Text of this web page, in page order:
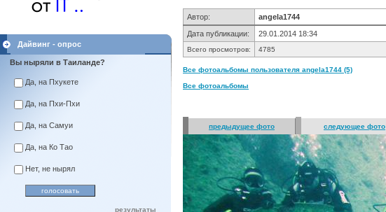
Дайвинг - опрос
Вы ныряли в Таиланде?
Да, на Пхукете
Да, на Пхи-Пхи
Да, на Самуи
Да, на Ко Тао
Нет, не нырял
результаты
Автор:
angela1744
Дата публикации:
29.01.2014 18:34
Всего просмотров: 4785
Все фотоальбомы пользователя angela1744 (5)
Все фотоальбомы
предыдущее фото следующее фото